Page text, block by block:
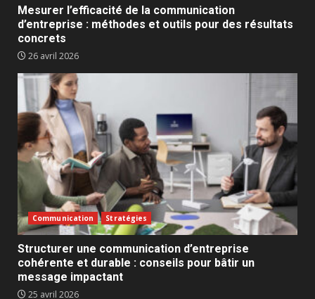
Mesurer l’efficacité de la communication
d’entreprise : méthodes et outils pour des résultats
concrets
26 avril 2026
Communication Stratégies
Structurer une communication d’entreprise
cohérente et durable : conseils pour bâtir un
message impactant
25 avril 2026